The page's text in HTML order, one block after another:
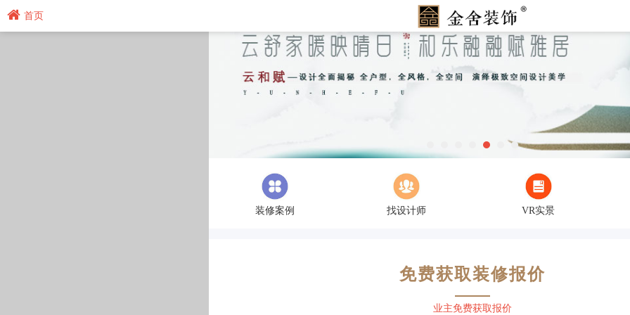
首页
装修案例 找设计师 VR实景
免费获取装修报价
业主免费获取报价